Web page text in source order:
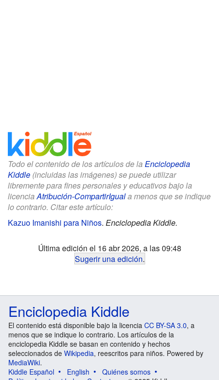
Todo el contenido de los artículos de la Enciclopedia
Kiddle (incluidas las imágenes) se puede utilizar
libremente para fines personales y educativos bajo la
licenciaAtribución-CompartirIguala menos que se indique
lo contrario. Citar este artículo:
Kazuo Imanishi para Niños. Enciclopedia Kiddle.
Última edición el 16 abr 2026, a las 09:48
Sugerir una edición.
Enciclopedia Kiddle
El contenido está disponible bajo la licencia CC BY-SA 3.0, a
menos que se indique lo contrario. Los artículos de la
enciclopedia Kiddle se basan en contenido y hechos
seleccionados de Wikipedia, reescritos para niños. Powered by
MediaWiki.
Kiddle Español
English
Quiénes somos